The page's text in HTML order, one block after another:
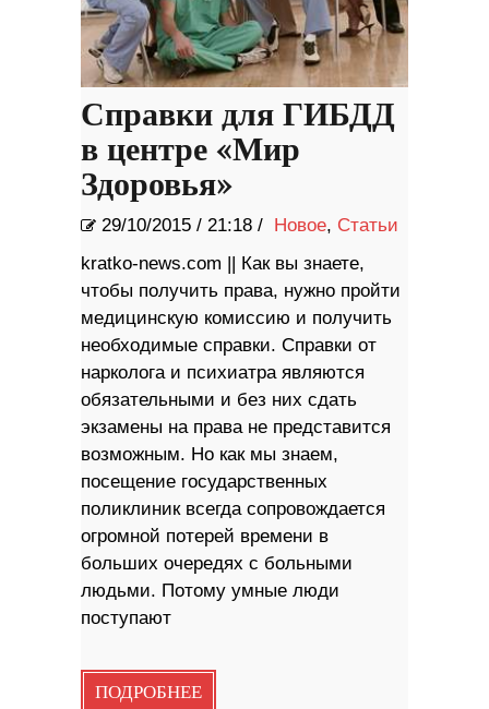
Справки для ГИБДД
в центре «Мир
Здоровья»
29/10/2015 / 21:18 / Новое, Статьи
kratko-news.com || Как вы знаете,
чтобы получить права, нужно пройти
медицинскую комиссию и получить
необходимые справки. Справки от
нарколога и психиатра являются
обязательными и без них сдать
экзамены на права не представится
возможным. Но как мы знаем,
посещение государственных
поликлиник всегда сопровождается
огромной потерей времени в
больших очередях с больными
людьми. Потому умные люди
поступают
ПОДРОБНЕЕ